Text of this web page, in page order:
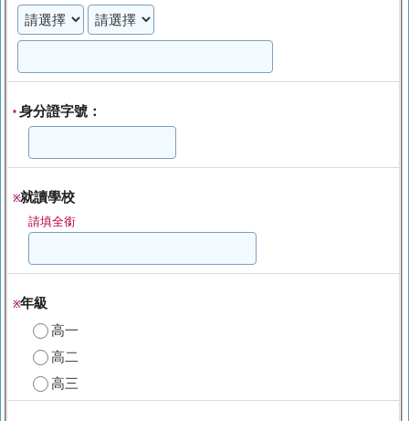
* 身分證字號：
※就讀學校
請填全銜
※年級
高一
高二
高三